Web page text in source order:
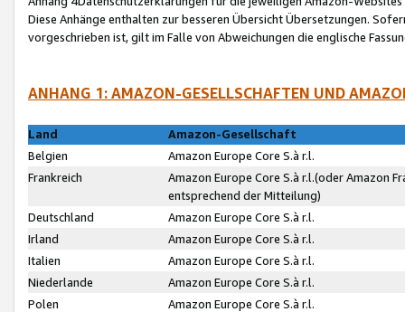
Diese Anhänge enthalten zur besseren Übersicht Übersetzungen.
vorgeschrieben ist, gilt im Falle von Abweichungen die englische
ANHANG 1: AMAZON-GESELLSCHAFTEN UND
Land
Amazon-Gesellschaft
Belgien
Amazon Europe Core S.à r.l.
Frankreich
Amazon Europe Core S.à r.l.(oder Amazon
entsprechend der Mitteilung)
Deutschland
Amazon Europe Core S.à r.l.
Irland
Amazon Europe Core S.à r.l.
Italien
Amazon Europe Core S.à r.l.
Niederlande
Amazon Europe Core S.à r.l.
Polen
Amazon Europe Core S.à r.l.